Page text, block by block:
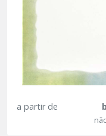
a partir de